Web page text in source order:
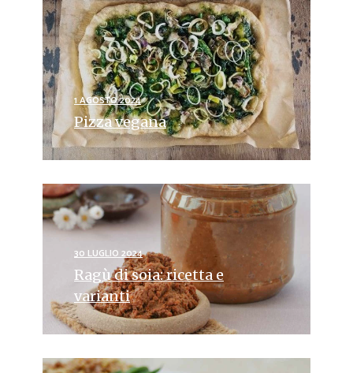
1 AGOSTO 2024
Pizza vegana
30 LUGLIO 2024
Ragù di soia: ricetta e
varianti